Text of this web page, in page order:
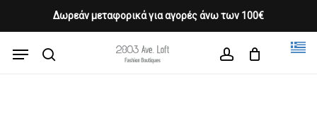
Δωρεάν μεταφορικά για αγορές άνω των 100€
content
Menu
Cart CLOSE
CART
Close